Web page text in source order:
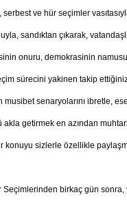
serbest ve hür seçimler
sandıktan çıkarak,
onuru, demokrasinin
sürecini yakinen takip
musibet senaryolarını ibretle,
getirmek en azından
konuyu sizlerle özellikle
birkaç gün